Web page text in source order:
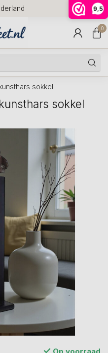
9,5
Voor
huis
9.5
0
sokkel
sokkel